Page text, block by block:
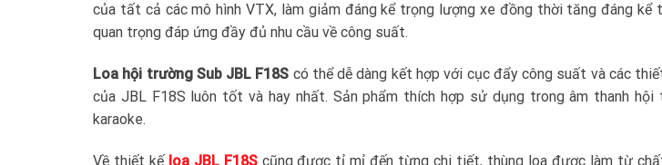
của tất cả các mô hình VTX, làm giảm đáng kể trọng lượng xe đồng thời tăng đáng
quan trọng đáp ứng đầy đủ nhu cầu về công suất.
Loa hội trường Sub JBL F18S có thể dễ dàng kết hợp với cục đẩy công suất và các
của JBL F18S luôn tốt và hay nhất. Sản phẩm thích hợp sử dụng trong âm thanh hội
karaoke.
Về thiết kế loa JBL F18Scũng được tỉ mỉ đến từng chi tiết, thùng loa được làm từ